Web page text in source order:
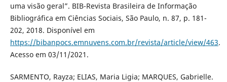
uma visão geral”. BIB-Revista Brasileira de Informação
Bibliográfica em Ciências Sociais, São Paulo, n. 87, p. 181-
202, 2018. Disponível em
https://bibanpocs.emnuvens.com.br/revista/article/view/463.
Acesso em 03/11/2021.
SARMENTO, Rayza; ELIAS, Maria Ligia; MARQUES, Gabrielle.